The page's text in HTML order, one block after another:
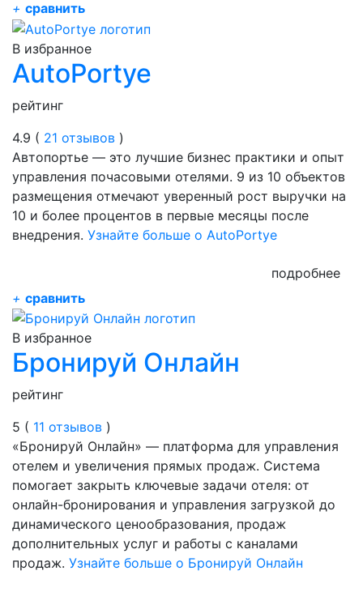
+ сравнить
В избранное
AutoPortye
рейтинг
4.9 ( 21 отзывов )
Автопортье — это лучшие бизнес практики и опыт
управления почасовыми отелями. 9 из 10 объектов
размещения отмечают уверенный рост выручки на
10 и более процентов в первые месяцы после
внедрения. Узнайте больше о AutoPortye
подробнее
+ сравнить
В избранное
Бронируй Онлайн
рейтинг
5 ( 11 отзывов )
‭«Бронируй Онлайн» — платформа для управления
отелем и увеличения прямых продаж. Система
помогает закрыть ключевые задачи отеля: от
онлайн-бронирования и управления загрузкой до
динамического ценообразования, продаж
дополнительных услуг и работы с каналами
продаж. Узнайте больше о Бронируй Онлайн